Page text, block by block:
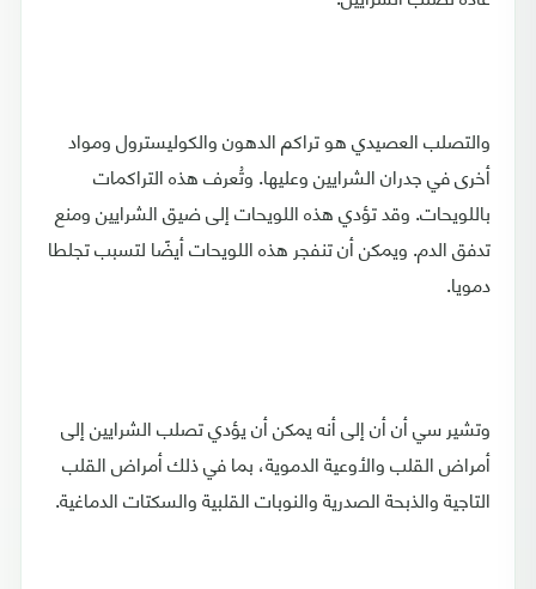
والتصلب العصيدي هو تراكم الدهون والكوليسترول ومواد
أخرى في جدران الشرايين وعليها. وتُعرف هذه التراكمات
باللويحات. وقد تؤدي هذه اللويحات إلى ضيق الشرايين ومنع
تدفق الدم. ويمكن أن تنفجر هذه اللويحات أيضًا لتسبب تجلطا
دمويا.
وتشير سي أن أن إلى أنه يمكن أن يؤدي تصلب الشرايين إلى
أمراض القلب والأوعية الدموية، بما في ذلك أمراض القلب
التاجية والذبحة الصدرية والنوبات القلبية والسكتات الدماغية.